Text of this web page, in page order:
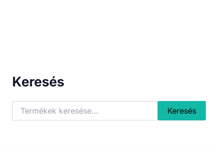
Keresés
Keresés